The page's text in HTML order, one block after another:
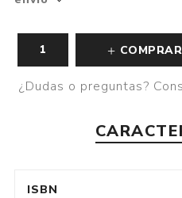
COMPRAR
¿Dudas o preguntas?
ISBN